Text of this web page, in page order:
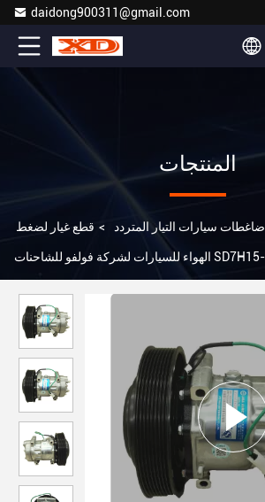
daidong900311@gmail.com
المنتجات
ضاغطات سيارات التيار المتردد > قطع غيار لضغط
الهواء للسيارات لشركة فولفو للشاحنات SD7H15-4324 24V 8PK